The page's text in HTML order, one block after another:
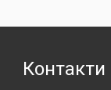
Контакти